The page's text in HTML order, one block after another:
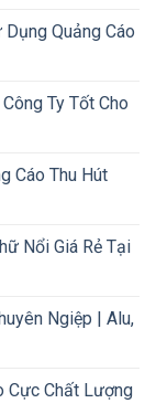
Quảng Cáo
Ty Tốt Cho
Cáo Thu Hút
Nổi Giá Rẻ Tại
Ngiệp | Alu,
Cực Chất Lượng